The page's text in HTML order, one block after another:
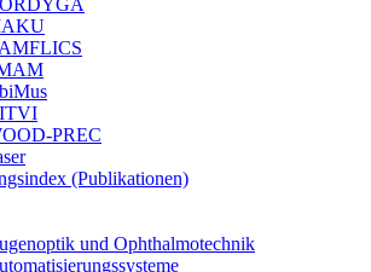
PREC
(Publikationen)
und Ophthalmotechnik